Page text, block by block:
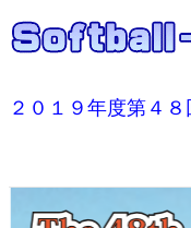
２０１９年度第４